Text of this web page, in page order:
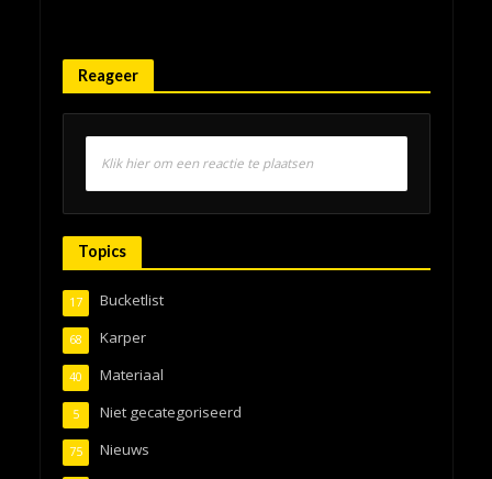
Reageer
Klik hier om een reactie te plaatsen
Topics
Bucketlist
17
Karper
68
Materiaal
40
Niet gecategoriseerd
5
Nieuws
75